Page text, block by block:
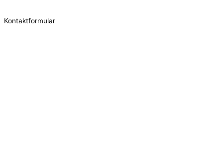
Kontaktformular